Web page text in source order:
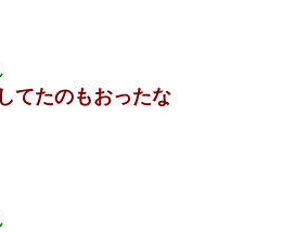
てたのもおったな